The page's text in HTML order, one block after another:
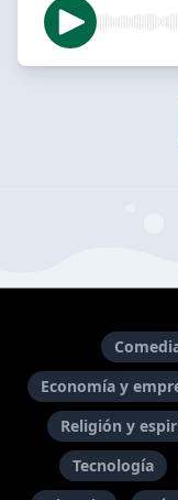
Economía y
Religión y
Tecnología